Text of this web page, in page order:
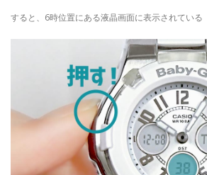
すると、6時位置にある液晶画面に表示されている